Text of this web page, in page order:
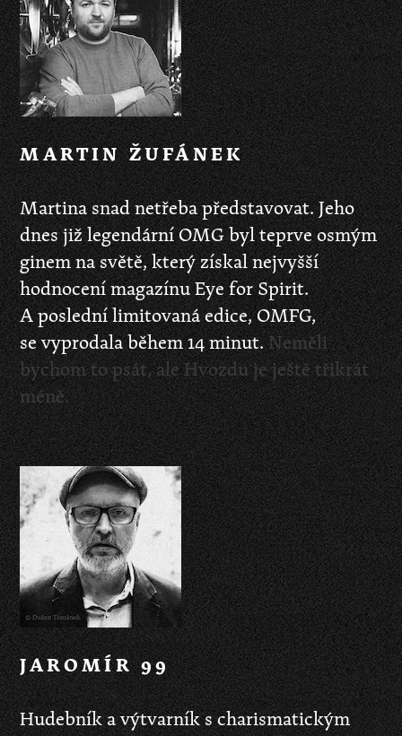
MARTIN ŽUFÁNEK
Martina snad netřeba představovat. Jeho
dnes již legendární OMG byl teprve osmým
ginem na světě, který získal nejvyšší
hodnocení magazínu Eye for Spirit.
A poslední limitovaná edice, OMFG,
se vyprodala během 14 minut. Neměli
bychom to psát, ale Hvozdu je ještě třikrát
méně.
JAROMÍR 99
Hudebník a výtvarník s charismatickým